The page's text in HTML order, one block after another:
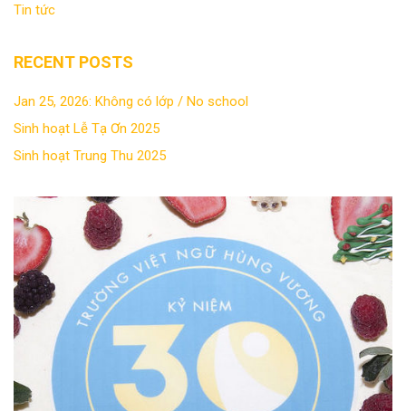
Tin tức
RECENT POSTS
Jan 25, 2026: Không có lớp / No school
Sinh hoạt Lễ Tạ Ơn 2025
Sinh hoạt Trung Thu 2025